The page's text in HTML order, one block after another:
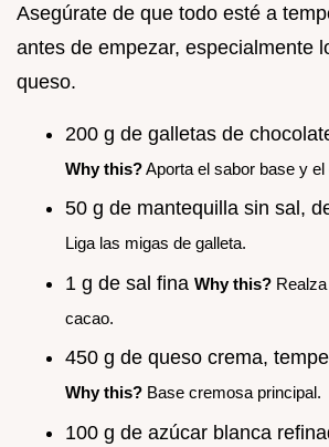
Asegúrate de que todo esté a
antes de empezar, especialmente
queso.
200 g de galletas de
Why this?Aporta el sabor base y el
50 g de mantequilla sin sal,
Liga las migas de galleta.
1 g de sal fina Why this?
cacao.
450 g de queso crema,
Why this? Base cremosa principal.
100 g de azúcar blanca